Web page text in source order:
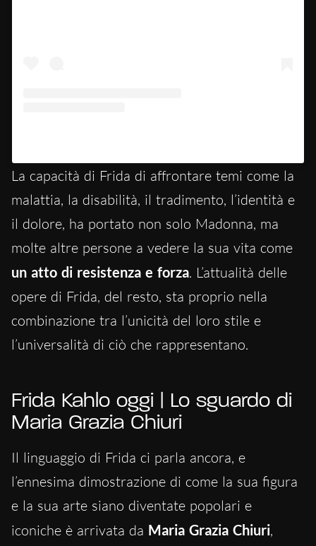
La capacità di Frida di affrontare temi come la
malattia, la disabilità, il tradimento, l’identità e
il dolore, ha portato non solo Madonna, ma
molte altre persone a vedere la sua vita come
un atto di resistenza e forza. L’attualità delle
opere di Frida, del resto, sta proprio nella
combinazione tra l’unicità del loro stile e
l’universalità di ciò che rappresentano.
Frida Kahlo oggi | Lo sguardo di
Maria Grazia Chiuri
Il linguaggio di Frida ci parla ancora, e
l’ennesima dimostrazione di come la sua figura
e la sua arte siano diventate popolari e
iconiche è arrivata da Maria Grazia Chiuri,